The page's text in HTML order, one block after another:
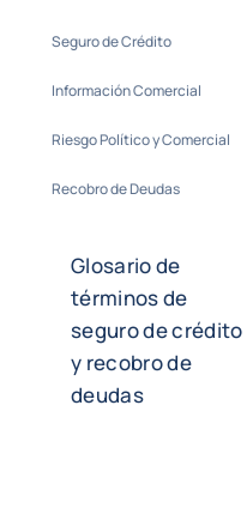
Seguro de Crédito
Información Comercial
Riesgo Político y Comercial
Recobro de Deudas
Glosario de
términos de
seguro de crédito
y recobro de
deudas